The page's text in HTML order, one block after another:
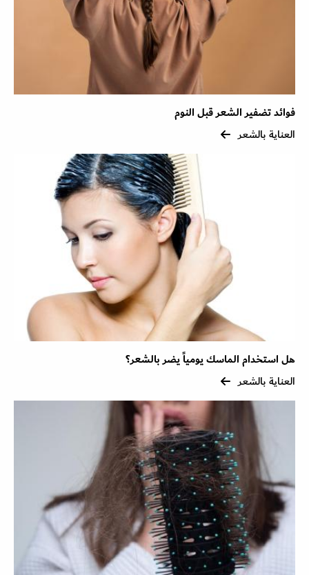
فوائد تضفير الشعر قبل النوم
العناية بالشعر
هل استخدام الماسك يومياً يضر بالشعر؟
العناية بالشعر